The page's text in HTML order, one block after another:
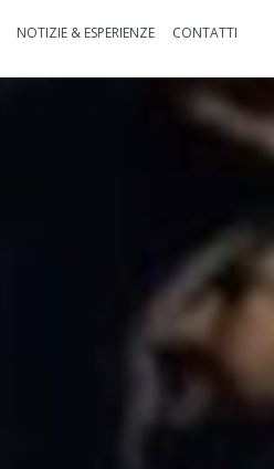
NOTIZIE & ESPERIENZE CONTATTI